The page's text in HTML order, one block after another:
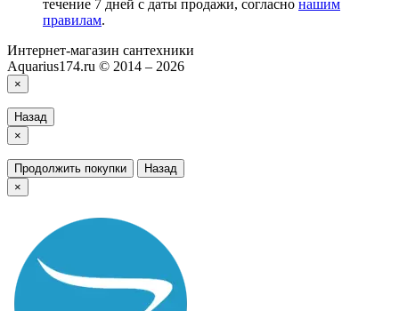
течение 7 дней с даты продажи, согласно нашим
правилам.
Интернет-магазин сантехники
Aquarius174.ru © 2014 – 2026
×
Назад
×
Продолжить покупки
Назад
×